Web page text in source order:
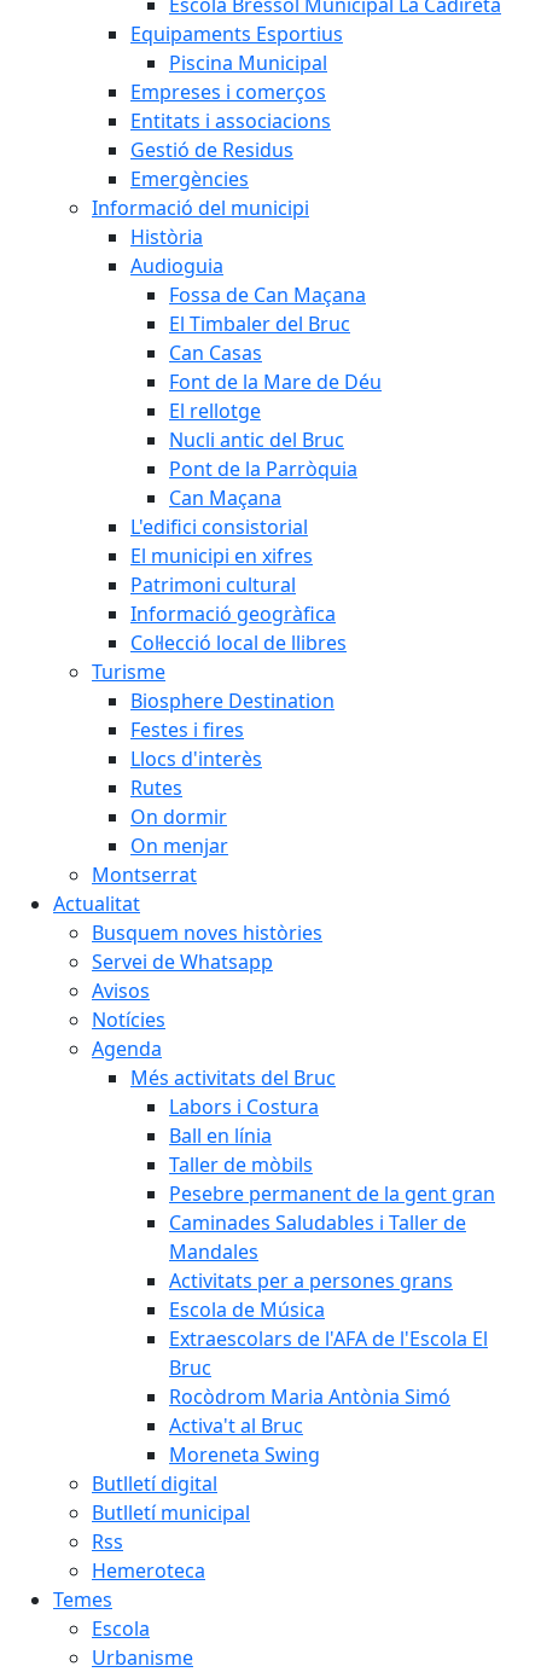
Equipaments Esportius
Piscina Municipal
Empreses i comerços
Entitats i associacions
Gestió de Residus
Emergències
Informació del municipi
Història
Audioguia
Fossa de Can Maçana
El Timbaler del Bruc
Can Casas
Font de la Mare de Déu
El rellotge
Nucli antic del Bruc
Pont de la Parròquia
Can Maçana
L'edifici consistorial
El municipi en xifres
Patrimoni cultural
Informació geogràfica
Col·lecció local de llibres
Turisme
Biosphere Destination
Festes i fires
Llocs d'interès
Rutes
On dormir
On menjar
Montserrat
Actualitat
Busquem noves històries
Servei de Whatsapp
Avisos
Notícies
Agenda
Més activitats del Bruc
Labors i Costura
Ball en línia
Taller de mòbils
Pesebre permanent de la gent gran
Caminades Saludables i Taller de
Mandales
Activitats per a persones grans
Escola de Música
Extraescolars de l'AFA de l'Escola El
Bruc
Rocòdrom Maria Antònia Simó
Activa't al Bruc
Moreneta Swing
Butlletí digital
Butlletí municipal
Rss
Hemeroteca
Temes
Escola
Urbanisme